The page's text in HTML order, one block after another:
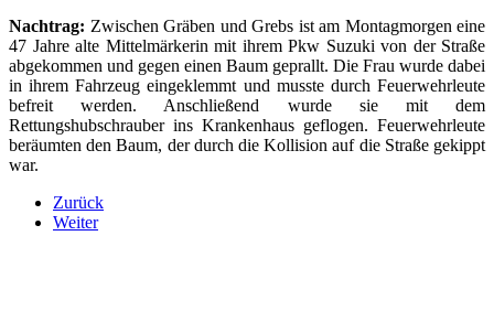
Nachtrag: Zwischen Gräben und Grebs ist am Montagmorgen eine
47 Jahre alte Mittelmärkerin mit ihrem Pkw Suzuki von der Straße
abgekommen und gegen einen Baum geprallt. Die Frau wurde dabei
in ihrem Fahrzeug eingeklemmt und musste durch Feuerwehrleute
befreit werden. Anschließend wurde sie mit dem
Rettungshubschrauber ins Krankenhaus geflogen. Feuerwehrleute
beräumten den Baum, der durch die Kollision auf die Straße gekippt
war.
Zurück
Weiter